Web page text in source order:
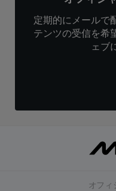
定期的にメールで
テンツの受信を希
ェブ
オフィ